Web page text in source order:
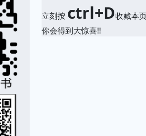
立刻按 ctrl+D收藏本
你会得到大惊喜!!